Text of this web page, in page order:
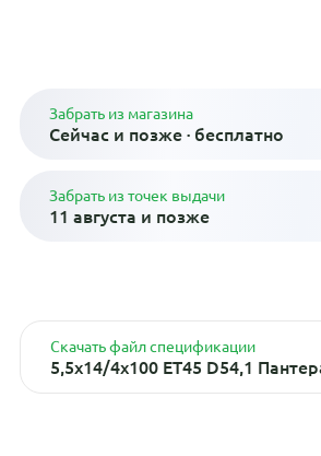
Забрать из магазина
Сейчас и позже · бесплатно
Забрать из точек выдачи
11 августа и позже
Скачать файл спецификации
5,5x14/4x100 ET45 D54,1